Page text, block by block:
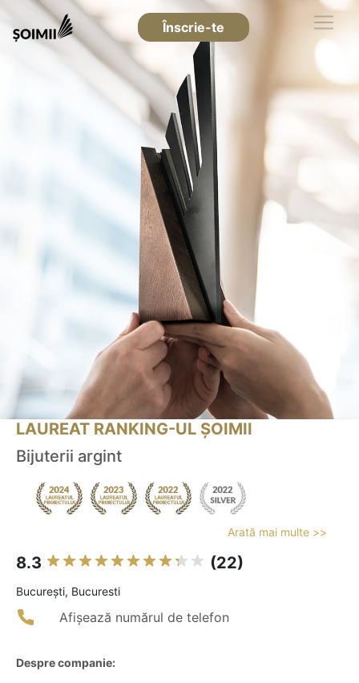
Înscrie-te
LAUREAT RANKING-UL ȘOIMII
Bijuterii argint
Arată mai multe >>
8.3 (22)
Bucureşti, Bucuresti
Afișează numărul de telefon
Despre companie: